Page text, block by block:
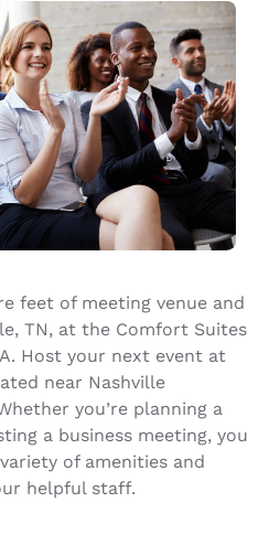
feet of meeting venue and
TN, at the Comfort Suites
Host your next event at
near Nashville
you’re planning a
a business meeting, you
of amenities and
helpful staff.